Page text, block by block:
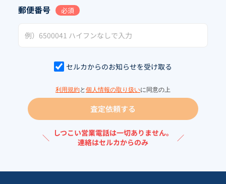
郵便番号 必須
セルカからのお知らせを受け取る
利用規約と 個人情報の取り扱いに同意の上
査定依頼する
＼ しつこい営業電話は一切ありません。
連絡はセルカからのみ
／